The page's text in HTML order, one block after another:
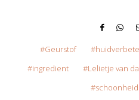
Geurstof
ingredient
Lelietje van